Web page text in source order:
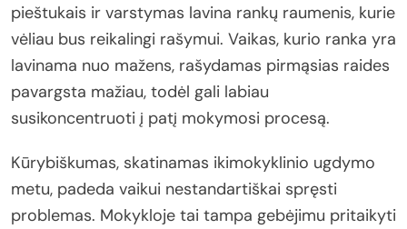
pieštukais ir varstymas lavina rankų raumenis, kurie
vėliau bus reikalingi rašymui. Vaikas, kurio ranka yra
lavinama nuo mažens, rašydamas pirmąsias raides
pavargsta mažiau, todėl gali labiau
susikoncentruoti į patį mokymosi procesą.
Kūrybiškumas, skatinamas ikimokyklinio ugdymo
metu, padeda vaikui nestandartiškai spręsti
problemas. Mokykloje tai tampa gebėjimu pritaikyti